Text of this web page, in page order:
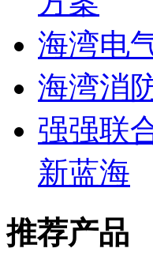
海湾电
海湾消
强强联
新蓝海
推荐产品